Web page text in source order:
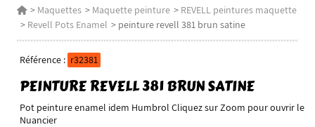
> Maquettes > Maquette peinture > REVELL peintures maquette
> Revell Pots Enamel > peinture revell 381 brun satine
Référence : r32381
PEINTURE REVELL 381 BRUN SATINE
Pot peinture enamel idem Humbrol Cliquez sur Zoom pour ouvrir le
Nuancier